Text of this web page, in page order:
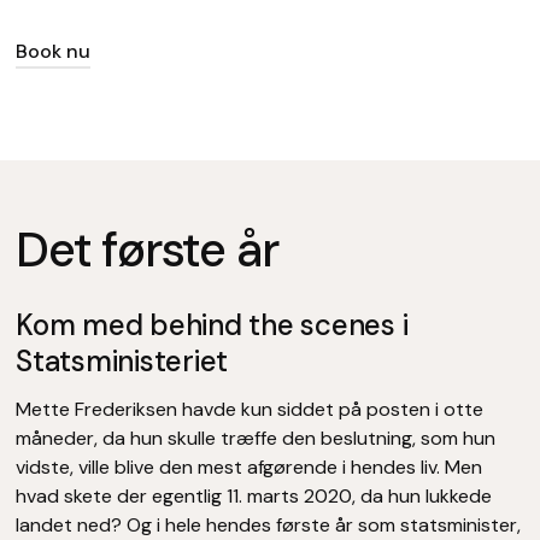
Book nu
Det første år
Kom med behind the scenes i
Statsministeriet
Mette Frederiksen havde kun siddet på posten i otte
måneder, da hun skulle træffe den beslutning, som hun
vidste, ville blive den mest afgørende i hendes liv. Men
hvad skete der egentlig 11. marts 2020, da hun lukkede
landet ned? Og i hele hendes første år som statsminister,